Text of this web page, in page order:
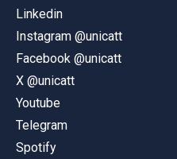
Linkedin
Instagram @unicatt
Facebook @unicatt
X @unicatt
Youtube
Telegram
Spotify